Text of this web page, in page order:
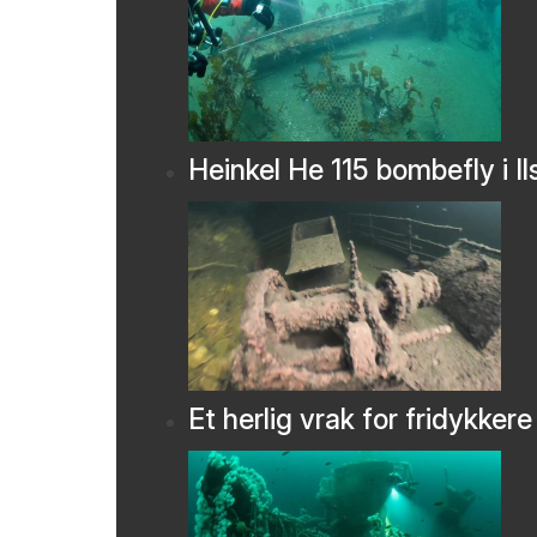
Heinkel He 115 bombefly i
Et herlig vrak for fridykkere